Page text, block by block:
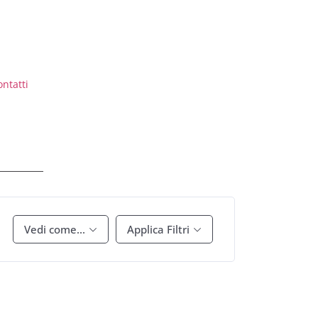
Vedi come... Applica Filtri